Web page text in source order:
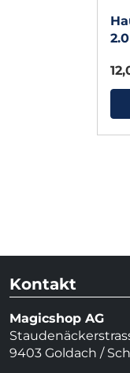
Kontakt
Magicshop AG
9403 Goldach /